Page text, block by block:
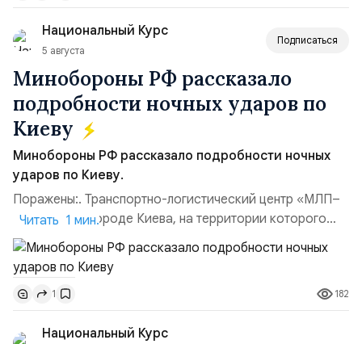
командующий Черноморским флотом ВМФ России
(1998–2002 г...
Национальный Курс
5 августа
Подписаться
Минобороны РФ рассказало
подробности ночных ударов по
Киеву
Минобороны РФ рассказало подробности ночных
ударов по Киеву.
Поражены:. Транспортно-логистический центр «МЛП–
Чайка» в пригороде Киева, на территории которого
осуществлялось хранение, сборка а также запуск с
прилегающего полевого аэродром «Чайка»
дальнобойных БПЛА ВСУ; Складские помещения
«Транс-Логистик» в Оболонском районе г. Киев,
использовавшиеся для хранения военного
имущества ВСУ; Сортировочны...
Читать 1 мин.
1 182
Национальный Курс